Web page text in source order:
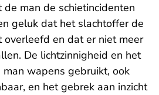
de man de schietincidenten
geluk dat het slachtoffer de
en dat er niet meer
De lichtzinnigheid en het
wapens gebruikt, ook
en het gebrek aan inzicht